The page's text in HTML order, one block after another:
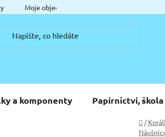
Moje objednávka
a komponenty Papírnictví, škola
Domů
/